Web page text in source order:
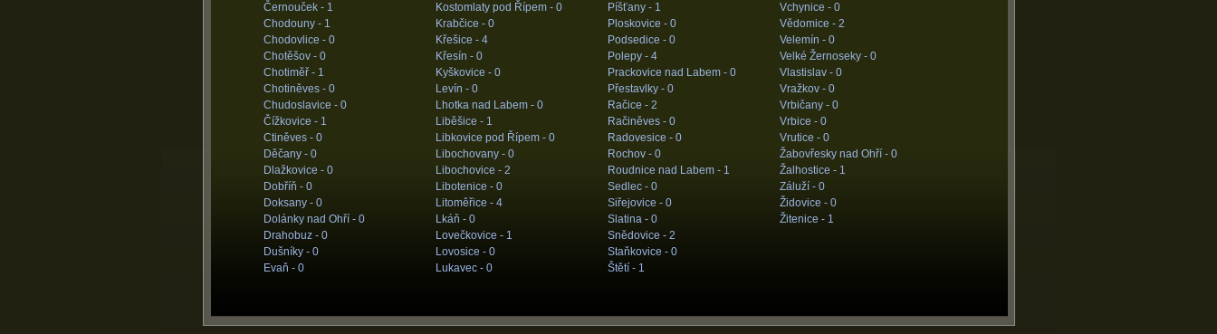
Černouček - 1
Chodouny - 1
Chodovlice - 0
Chotěšov - 0
Chotiměř - 1
Chotiněves - 0
Chudoslavice - 0
Čížkovice - 1
Ctiněves - 0
Děčany - 0
Dlažkovice - 0
Dobříň - 0
Doksany - 0
Dolánky nad Ohří - 0
Drahobuz - 0
Dušníky - 0
Evaň - 0
Kostomlaty pod Řípem - 0
Krabčice - 0
Křešice - 4
Křesín - 0
Kyškovice - 0
Levín - 0
Lhotka nad Labem - 0
Liběšice - 1
Libkovice pod Řípem - 0
Libochovany - 0
Libochovice - 2
Libotenice - 0
Litoměřice - 4
Lkáň - 0
Lovečkovice - 1
Lovosice - 0
Lukavec - 0
Píšťany - 1
Ploskovice - 0
Podsedice - 0
Polepy - 4
Prackovice nad Labem - 0
Přestavlky - 0
Račice - 2
Račiněves - 0
Radovesice - 0
Rochov - 0
Roudnice nad Labem - 1
Sedlec - 0
Siřejovice - 0
Slatina - 0
Snědovice - 2
Staňkovice - 0
Štětí - 1
Vchynice - 0
Vědomice - 2
Velemín - 0
Velké Žernoseky - 0
Vlastislav - 0
Vražkov - 0
Vrbičany - 0
Vrbice - 0
Vrutice - 0
Žabovřesky nad Ohří - 0
Žalhostice - 1
Záluží - 0
Židovice - 0
Žitenice - 1